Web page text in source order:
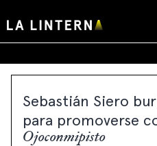
to
Sebastián Siero
para promoverse
Ojoconmipisto